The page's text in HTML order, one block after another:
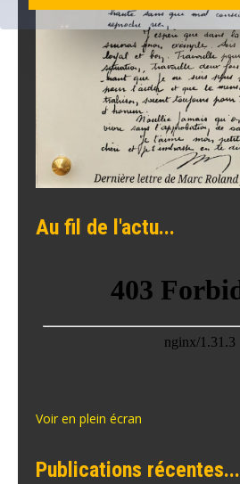
Au fil de l'actu...
Voir en plein écran
Publications récentes...